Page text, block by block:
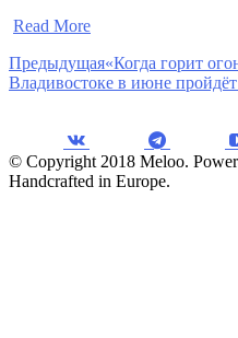
Read More
Предыдущая«Когда горит
Владивостоке в июне
© Copyright 2018 Meloo.
Handcrafted in Europe.